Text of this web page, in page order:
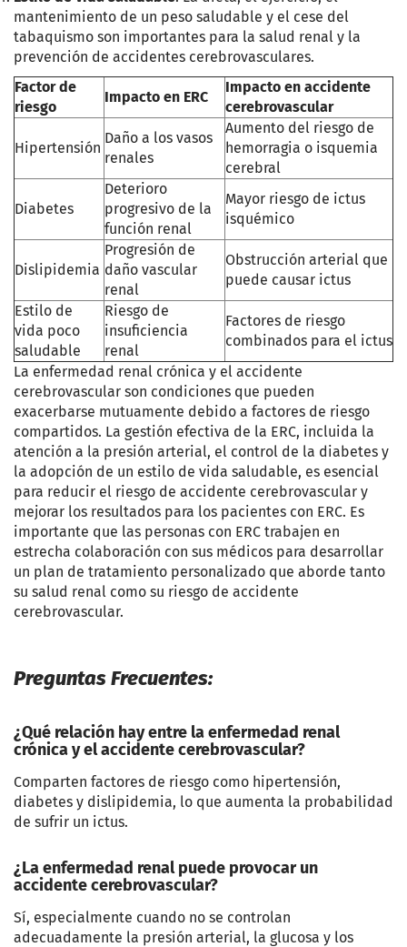
mantenimiento de un peso saludable y el cese del
tabaquismo son importantes para la salud renal y la
prevención de accidentes cerebrovasculares.
Factor de
riesgo
Impacto en ERC
Impacto en accidente
cerebrovascular
Hipertensión
Daño a los vasos
renales
Aumento del riesgo de
hemorragia o isquemia
cerebral
Diabetes
Deterioro
progresivo de la
función renal
Mayor riesgo de ictus
isquémico
Dislipidemia
Progresión de
daño vascular
renal
Obstrucción arterial que
puede causar ictus
Estilo de
vida poco
saludable
Riesgo de
insuficiencia
renal
Factores de riesgo
combinados para el ictus
La enfermedad renal crónica y el accidente
cerebrovascular son condiciones que pueden
exacerbarse mutuamente debido a factores de riesgo
compartidos. La gestión efectiva de la ERC, incluida la
atención a la presión arterial, el control de la diabetes y
la adopción de un estilo de vida saludable, es esencial
para reducir el riesgo de accidente cerebrovascular y
mejorar los resultados para los pacientes con ERC. Es
importante que las personas con ERC trabajen en
estrecha colaboración con sus médicos para desarrollar
un plan de tratamiento personalizado que aborde tanto
su salud renal como su riesgo de accidente
cerebrovascular.
Preguntas Frecuentes:
¿Qué relación hay entre la enfermedad renal
crónica y el accidente cerebrovascular?
Comparten factores de riesgo como hipertensión,
diabetes y dislipidemia, lo que aumenta la probabilidad
de sufrir un ictus.
¿La enfermedad renal puede provocar un
accidente cerebrovascular?
Sí, especialmente cuando no se controlan
adecuadamente la presión arterial, la glucosa y los